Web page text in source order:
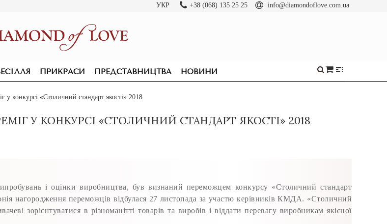
УКР +38 (068) 135 25 25 info@diamondoflove.com.ua
ОБРУЧКИ
ПРИКРАСИ
ПІДВІСКИ ТА КОЛЬЄ КАБЛУЧКИ
ПРЕДСТАВНИЦТВА НОВИНИ
конкурсі «Столичний стандарт якості» 2018
У КОНКУРСІ «СТОЛИЧНИЙ СТАНДАРТ ЯКОСТІ» 2018
і оцінки виробництва, був визнаний переможцем конкурсу «Столичний стандарт
нагородження переможців відбулася 27 листопада за участю керівників КМДА. «Столичний
зорієнтуватися в різноманітті товарів та виробів і віддати перевагу виробникам якісної